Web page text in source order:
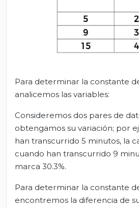
Para determinar la constante
analicemos las variables:
Consideremos dos pares de
obtengamos su variación; por
han transcurrido 5 minutos, la
cuando han transcurrido 9
marca 30.3%.
Para determinar la constante
encontremos la diferencia de